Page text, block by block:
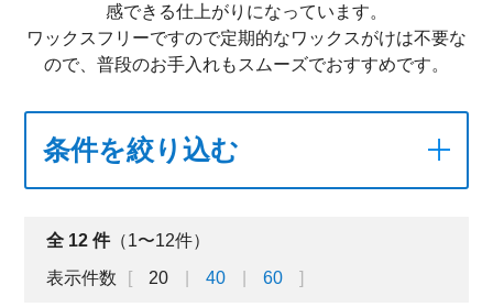
感できる仕上がりになっています。
ワックスフリーですので定期的なワックスがけは不要な
ので、普段のお手入れもスムーズでおすすめです。
条件を絞り込む
全 12 件（1〜12件）
表示件数
20 40 60